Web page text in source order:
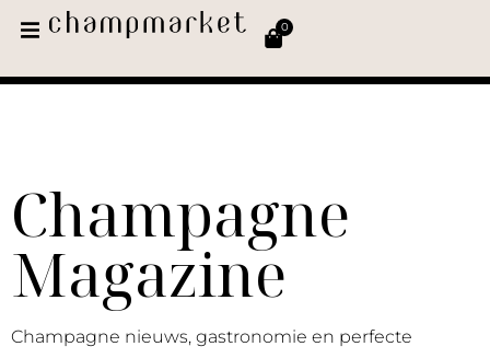
0
Champagne
Magazine
Champagne nieuws, gastronomie en perfecte